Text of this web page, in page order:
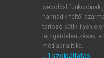
E-MAIL-CÍMweboldal funkcióinak
harmadik féltől
tartozó sütik; ilyen
látogatóelemzések,
médiaanalitika.
↓ 1 szolgáltatás